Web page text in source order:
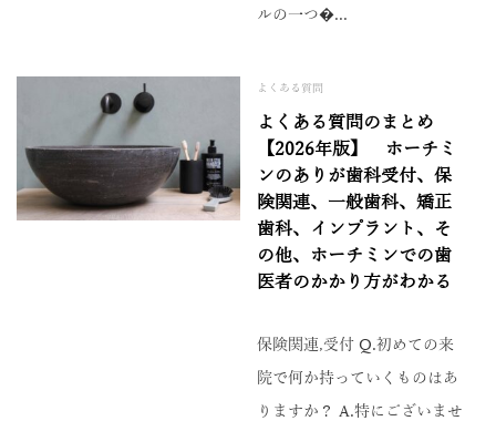
ルの一つ�...
よくある質問
よくある質問のまとめ
【2026年版】 ホーチミ
ンのありが歯科受付、保
険関連、一般歯科、矯正
歯科、インプラント、そ
の他、ホーチミンでの歯
医者のかかり方がわかる
保険関連,受付 Q.初めての来
院で何か持っていくものはあ
りますか？ A.特にございませ